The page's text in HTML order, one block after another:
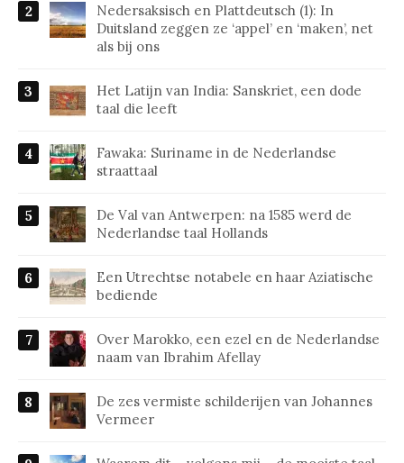
Nedersaksisch en Plattdeutsch (1): In
Duitsland zeggen ze ‘appel’ en ‘maken’, net
als bij ons
Het Latijn van India: Sanskriet, een dode
taal die leeft
Fawaka: Suriname in de Nederlandse
straattaal
De Val van Antwerpen: na 1585 werd de
Nederlandse taal Hollands
Een Utrechtse notabele en haar Aziatische
bediende
Over Marokko, een ezel en de Nederlandse
naam van Ibrahim Afellay
De zes vermiste schilderijen van Johannes
Vermeer